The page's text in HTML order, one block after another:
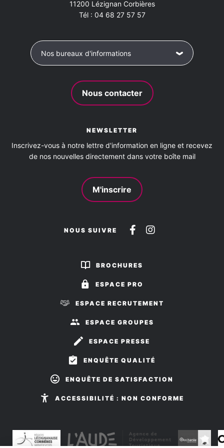
11200 Lézignan Corbières
Tél : 04 68 27 57 57
Nos bureaux d'informations
Nous contacter
NEWSLETTER
Inscrivez-vous à notre lettre d'information en ligne et recevez
de nos nouvelles directement dans votre boîte mail
M'inscrire
NOUS SUIVRE
Suivez-
sur
Suivez-
BROCHURES
ESPACE PRO
ESPACE RECRUTEMENT
ESPACE GROUPES
ESPACE PRESSE
ENQUÊTE QUALITÉ
ENQUÊTE DE SATISFACTION
ACCESSIBILITÉ : NON CONFORME